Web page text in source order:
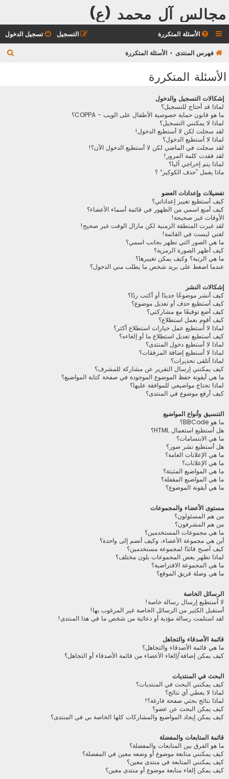
مجالس آل محمد (ع)
الأسئلة المتكررة تسجيل الدخول التسجيل
فهرس المنتدى الأسئلة المتكررة
الأسئلة المتكررة
إشكالات التسجيل والدخول
لماذا قد أحتاج للتسجيل؟
ما هو قانون حماية خصوصية الأطفال على الويب - COPPA؟
لماذا لا يمكنني التسجيل؟
لقد سجلت لكن لا أستطيع الدخول!
لماذا لا أستطيع الدخول؟
لقد سجلت في الماضي لكن لا أستطيع الدخول الآن؟!
لقد فقدت كلمة المرور!
لماذا يتم إخراجي آليا؟
ماذا يعمل ”حذف الكوكيز“ ؟
تفضيلات وإعدادات العضو
كيف أستطيع تغيير إعداداتي؟
كيف أمنع اسمي من الظهور في قائمة أسماء الأعضاء؟
الأوقات غير صحيحة!
لقد غيرت المنطقة الزمنية لكن مازال الوقت غير صحيح!
لغتي ليست في القائمة!
ما هي الصور التي تظهر بجانب اسمي؟
كيف أظهر الصورة الرمزية؟
ما هي الرتبة؟ وكيف يمكن تغييرها؟
عندما اضغط على بريد شخص ما يطلب مني الدخول؟
إشكالات النشر
كيف أنشر موضوعًا جديدًا أو أكتب ردًا؟
كيف أستطيع حذف أو تعديل موضوع؟
كيف أضع توقيعًا مع مشاركتي؟
كيف أقوم بعمل استطلاع؟
لماذا لا أستطيع عمل خيارات استطلاع أكثر؟
كيف أستطيع تعديل استطلاع ما أو إلغاءه؟
لماذا لا أستطيع دخول المنتدى؟
لماذا لا أستطيع إضافة المرفقات؟
لماذا أتلقى تحذيرات؟
كيف يمكنني إرسال التقرير عن مشاركة للمشرف؟
ما هي أيقونة حفظ الموضوع الموجودة في صفحة كتابة المواضيع؟
لماذا تحتاج مواضيعي للموافقة عليها؟
كيف أرفع موضوع في المنتدى؟
التنسيق وأنواع المواضيع
ما هو BBCode؟
هل أستطيع استعمال HTML؟
ما هي الابتسامات؟
هل أستطيع نشر صور؟
ما هي الإعلانات العامة؟
ما هي الإعلانات؟
ما هي المواضيع المثبتة؟
ما هي المواضيع المقفلة؟
ما هي أيقونة الموضوع؟
مستوى الأعضاء والمجموعات
من هم المسئولون؟
من هم المشرفون؟
ما هي مجموعات المستخدمين؟
أين هي مجموعة الأعضاء، وكيف أنضم إلى واحدة؟
كيف أصبح قائدًا لمجموعة مستخدمين؟
لماذا تظهر بعض المجموعات بلون مختلف؟
ما هي المجموعة الافتراضية؟
ما هي وصلة فريق الموقع؟
الرسائل الخاصة
لا أستطيع إرسال رسالة خاصة!
أستقبل الكثير من الرسائل الخاصة غير المرغوب بها!
لقد استلمت رسالة مؤذية أو دعائية من شخص ما في هذا المنتدى!
قائمة الأصدقاء والتجاهل
ما هي قائمة الأصدقاء والتجاهل؟
كيف يمكن إضافة/إلغاء الأعضاء من قائمة الأصدقاء أو التجاهل؟
البحث في المنتديات
كيف يمكنني البحث في المنتديات؟
لماذا لا يعطي أي نتائج؟
لماذا نتائج بحثي صفحة فارغة؟!
كيف يمكن البحث عن عضو؟
كيف يمكن إيجاد المواضيع والمشاركات كلها الخاصة بي في المنتدى؟
قائمة المتابعات والمفضلة
ما هو الفرق بين المتابعات والمفضلة؟
كيف يمكنني متابعة موضوع أو وضعه معين في المفضلة؟
كيف يمكنني المتابعة في منتدى معين؟
كيف يمكن إلغاء متابعة موضوع أو منتدى معين؟